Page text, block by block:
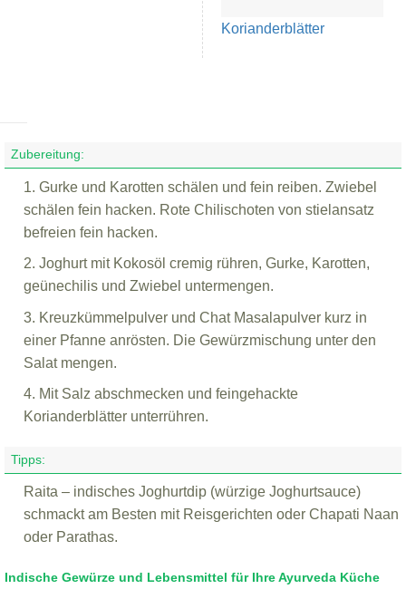
Korianderblätter
Zubereitung:
1. Gurke und Karotten schälen und fein reiben. Zwiebel
schälen fein hacken. Rote Chilischoten von stielansatz
befreien fein hacken.
2. Joghurt mit Kokosöl cremig rühren, Gurke, Karotten,
geünechilis und Zwiebel untermengen.
3. Kreuzkümmelpulver und Chat Masalapulver kurz in
einer Pfanne anrösten. Die Gewürzmischung unter den
Salat mengen.
4. Mit Salz abschmecken und feingehackte
Korianderblätter unterrühren.
Tipps:
Raita – indisches Joghurtdip (würzige Joghurtsauce)
schmackt am Besten mit Reisgerichten oder Chapati Naan
oder Parathas.
Indische Gewürze und Lebensmittel für Ihre Ayurveda Küche